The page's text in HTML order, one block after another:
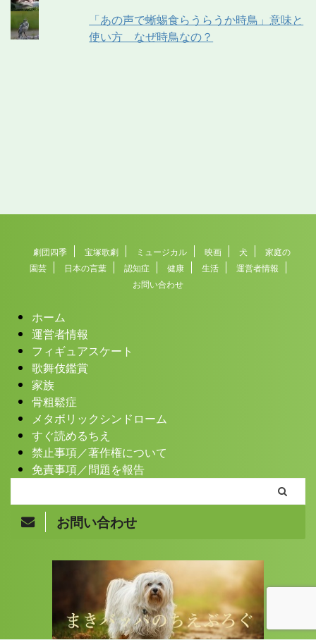
「あの声で蜥蜴食らうらうか時鳥」意味と
使い方 なぜ時鳥なの？
劇団四季 宝塚歌劇 ミュージカル 映画 犬
家庭の
園芸
日本の言葉 認知症 健康 生活
運営者情報
お問い合わせ
ホーム
運営者情報
フィギュアスケート
歌舞伎鑑賞
家族
骨粗鬆症
メタボリックシンドローム
すぐ読めるちえ
禁止事項／著作権について
免責事項／問題を報告
お問い合わせ
Copyright© まきバッパのちえぶろぐ , 2026 All Rights
Reserved.